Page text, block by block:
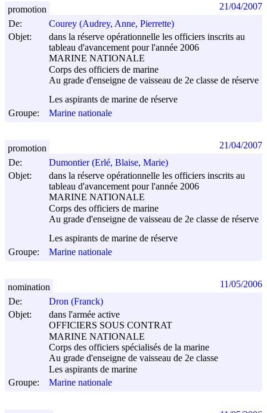
De:
Courey (Audrey, Anne, Pierrette)
Objet:
dans la réserve opérationnelle les officiers inscrits au
tableau d'avancement pour l'année 2006
MARINE NATIONALE
Corps des officiers de marine
Au grade d'enseigne de vaisseau de 2e classe de réserve
Les aspirants de marine de réserve
Groupe:
Marine nationale
promotion 21/04/2007
De:
Dumontier (Erlé, Blaise, Marie)
Objet:
dans la réserve opérationnelle les officiers inscrits au
tableau d'avancement pour l'année 2006
MARINE NATIONALE
Corps des officiers de marine
Au grade d'enseigne de vaisseau de 2e classe de réserve
Les aspirants de marine de réserve
Groupe:
Marine nationale
promotion 21/04/2007
De:
Dron (Franck)
Objet:
dans l'armée active
OFFICIERS SOUS CONTRAT
MARINE NATIONALE
Corps des officiers spécialisés de la marine
Au grade d'enseigne de vaisseau de 2e classe
Les aspirants de marine
Groupe:
Marine nationale
nomination 11/05/2006